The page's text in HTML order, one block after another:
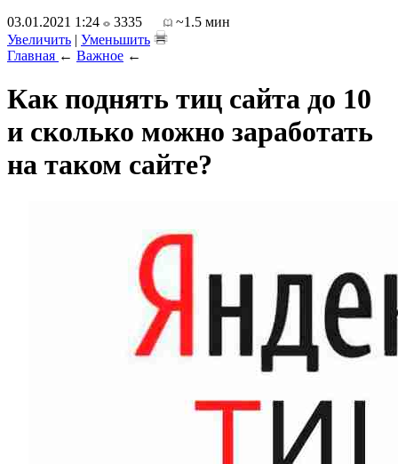
03.01.2021 1:24
3335
~1.5 мин
Увеличить | Уменьшить
Главная ← Важное ←
Как поднять тиц сайта до 10
и сколько можно заработать
на таком сайте?